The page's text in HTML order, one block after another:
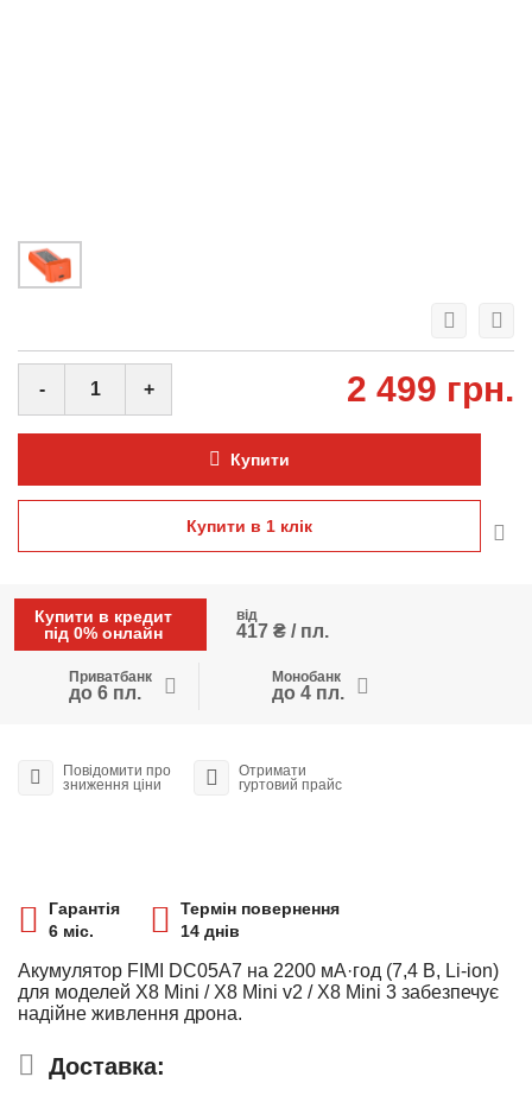
2 499 грн.
- +
Купити
Купити в 1 клiк
Купити в кредит
під 0% онлайн
від
417 ₴ / пл.
Приватбанк
до 6 пл.
Монобанк
до 4 пл.
Повідомити про
зниження ціни
Отримати
гуртовий прайс
Гарантія
6 міс.
Термін повернення
14 днів
Акумулятор FIMI DC05A7 на 2200 мА·год (7,4 В, Li-ion)
для моделей X8 Mini / X8 Mini v2 / X8 Mini 3 забезпечує
надійне живлення дрона.
Доставка: